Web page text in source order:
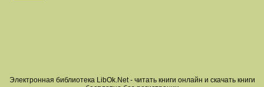
Электронная библиотека LibOk.Net - читать книги онлайн и скачать книги